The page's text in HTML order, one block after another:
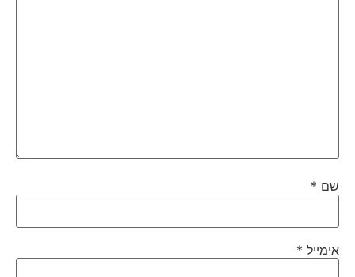
שם*
אימייל*